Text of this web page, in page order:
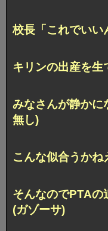
校長「これでい
キリンの出産を
みなさんが静か
無し)
こんな似合うか
そんなのでPTA
(ガゾーサ)